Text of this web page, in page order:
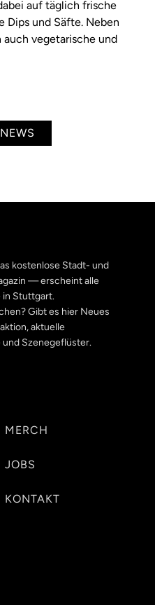
auf täglich frische
Dips und Säfte. Neben
vegetarische und
kostenlose Stadt- und
— erscheint alle
in Stuttgart.
Gibt es hier Neues
aktuelle
und Szenegeflüster.
MERCH
JOBS
KONTAKT